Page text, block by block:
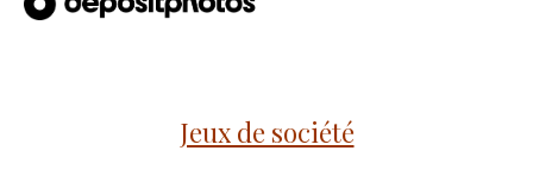
Jeux de société